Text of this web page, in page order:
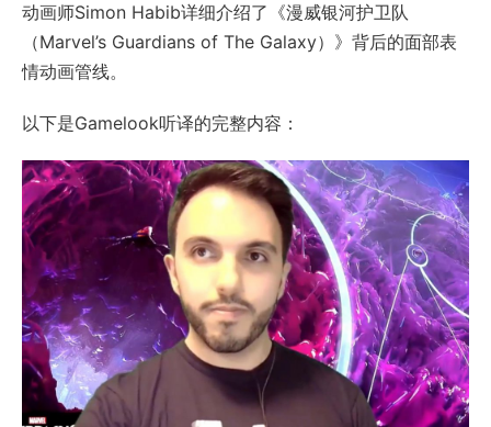
动画师Simon Habib详细介绍了《漫威银河护卫队
（Marvel’s Guardians of The Galaxy）》背后的面部表
情动画管线。
以下是Gamelook听译的完整内容：